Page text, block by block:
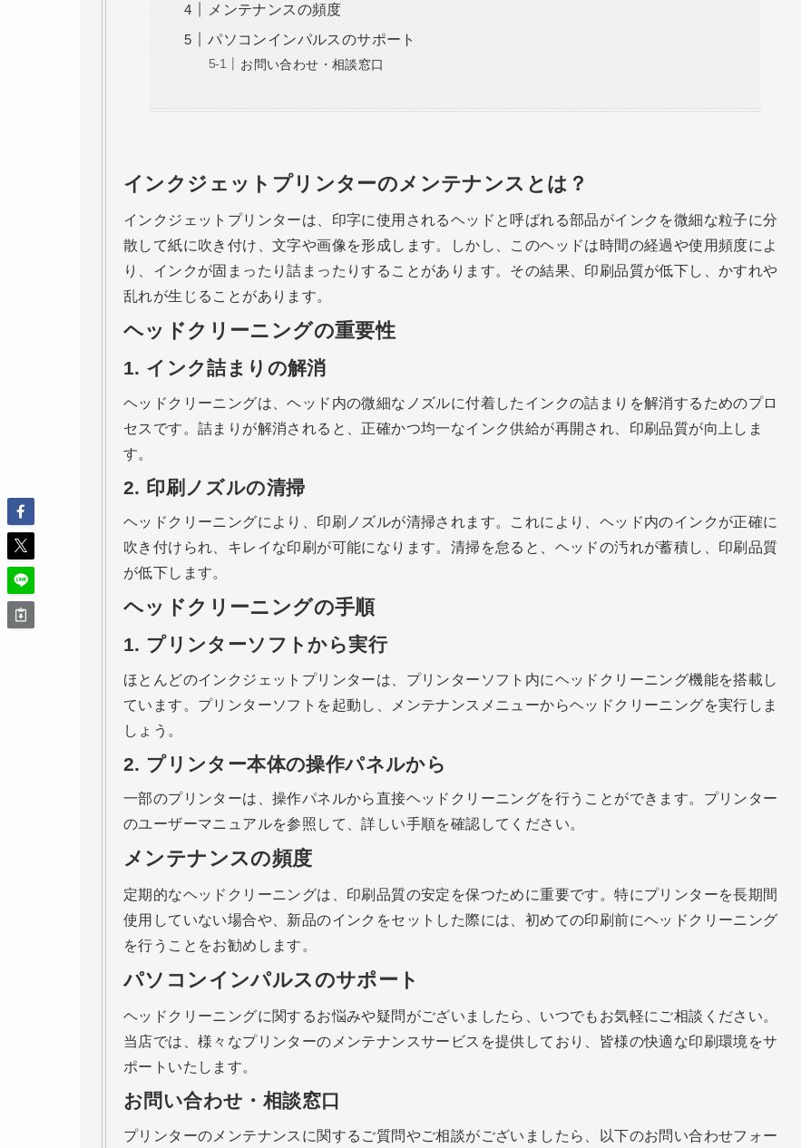
メンテナンスの頻度
パソコンインパルスのサポート
お問い合わせ・相談窓口
インクジェットプリンターのメンテナンスとは？
インクジェットプリンターは、印字に使用されるヘッドと呼ばれる部品がインクを微細な粒子に分
散して紙に吹き付け、文字や画像を形成します。しかし、このヘッドは時間の経過や使用頻度によ
り、インクが固まったり詰まったりすることがあります。その結果、印刷品質が低下し、かすれや
乱れが生じることがあります。
ヘッドクリーニングの重要性
1. インク詰まりの解消
ヘッドクリーニングは、ヘッド内の微細なノズルに付着したインクの詰まりを解消するためのプロ
セスです。詰まりが解消されると、正確かつ均一なインク供給が再開され、印刷品質が向上しま
す。
2. 印刷ノズルの清掃
ヘッドクリーニングにより、印刷ノズルが清掃されます。これにより、ヘッド内のインクが正確に
吹き付けられ、キレイな印刷が可能になります。清掃を怠ると、ヘッドの汚れが蓄積し、印刷品質
が低下します。
ヘッドクリーニングの手順
1. プリンターソフトから実行
ほとんどのインクジェットプリンターは、プリンターソフト内にヘッドクリーニング機能を搭載し
ています。プリンターソフトを起動し、メンテナンスメニューからヘッドクリーニングを実行しま
しょう。
2. プリンター本体の操作パネルから
一部のプリンターは、操作パネルから直接ヘッドクリーニングを行うことができます。プリンター
のユーザーマニュアルを参照して、詳しい手順を確認してください。
メンテナンスの頻度
定期的なヘッドクリーニングは、印刷品質の安定を保つために重要です。特にプリンターを長期間
使用していない場合や、新品のインクをセットした際には、初めての印刷前にヘッドクリーニング
を行うことをお勧めします。
パソコンインパルスのサポート
ヘッドクリーニングに関するお悩みや疑問がございましたら、いつでもお気軽にご相談ください。
当店では、様々なプリンターのメンテナンスサービスを提供しており、皆様の快適な印刷環境をサ
ポートいたします。
お問い合わせ・相談窓口
プリンターのメンテナンスに関するご質問やご相談がございましたら、以下のお問い合わせフォー